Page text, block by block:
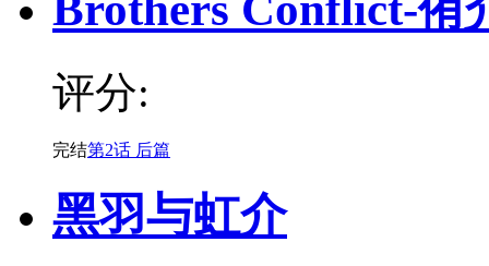
评分:
完结第2话 后篇
黑羽与虹介